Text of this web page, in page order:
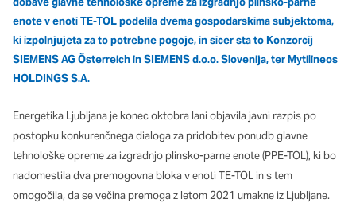
enote v enoti TE-TOL podelila dvema gospodarskima subjektoma,
ki izpolnjujeta za to potrebne pogoje, in sicer sta to Konzorcij
SIEMENS AG Österreich in SIEMENS d.o.o. Slovenija, ter Mytilineos
HOLDINGS S.A.
Energetika Ljubljana je konec oktobra lani objavila javni razpis po
postopku konkurenčnega dialoga za pridobitev ponudb glavne
tehnološke opreme za izgradnjo plinsko-parne enote (PPE-TOL), ki bo
nadomestila dva premogovna bloka v enoti TE-TOL in s tem
omogočila, da se večina premoga z letom 2021 umakne iz Ljubljane.
Ti piškotki so nujni za delovanje spletnega mesta, zato jih v
naših sistemih ni mogoče izklopiti. Običajno so nastavljeni
samo kot odziv na vaša dejanja, ki vodijo do storitvenih zahtev,
na primer nastavitev zasebnosti, prijava ali izpolnjevanje
obrazcev. Na voljo imate nastavitev, da brskalnik blokira te
spletnega mesta ne bodo delovali.
Piškotki za učinkovitost delovanja
S temi piškotki štejemo obiske in izvor prometa, da lahko
merimo in izboljšamo učinkovitost delovanja našega spletnega